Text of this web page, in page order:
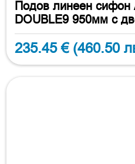
Подов линеен сифон
DOUBLE9 950мм с
235.45 € (460.50